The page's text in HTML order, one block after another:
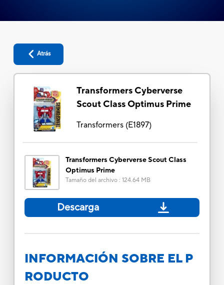
Atrás
Transformers Cyberverse
Scout Class Optimus Prime
Transformers(E1897)
Transformers Cyberverse Scout Class
Optimus Prime
Tamaño del archivo: 124.64 MB
Descarga
INFORMACIÓN SOBRE EL P
RODUCTO